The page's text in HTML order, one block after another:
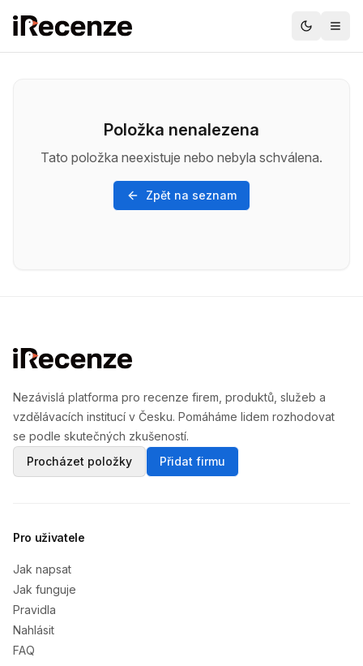
Položka nenalezena
Tato položka neexistuje nebo nebyla schválena.
Zpět na seznam
Nezávislá platforma pro recenze firem, produktů, služeb a
vzdělávacích institucí v Česku. Pomáháme lidem rozhodovat
se podle skutečných zkušeností.
Procházet položky
Přidat firmu
Pro uživatele
Jak napsat
Jak funguje
Pravidla
Nahlásit
FAQ